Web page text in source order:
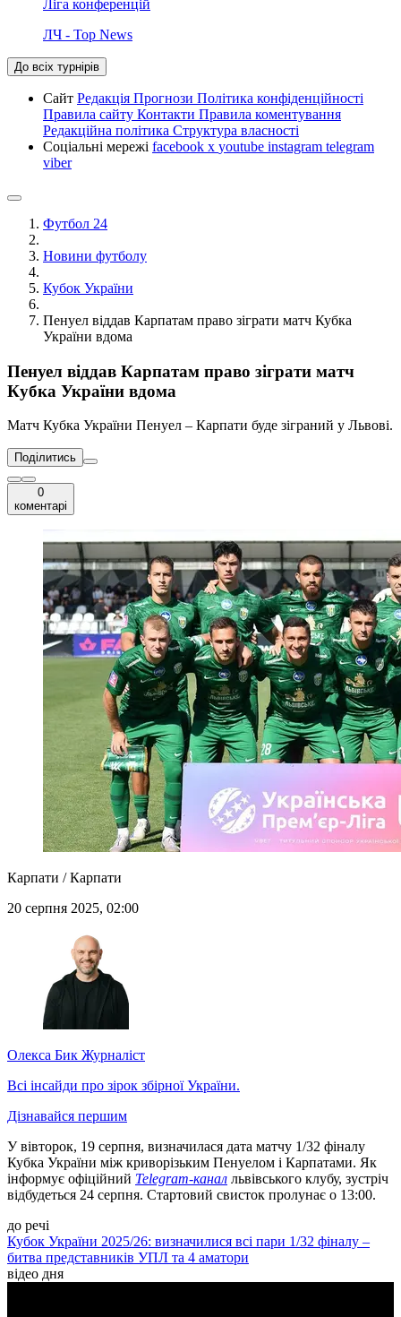
Ліга конференцій
ЛЧ - Top News
До всіх турнірів
Сайт Редакція Прогнози Політика конфіденційності
Правила сайту Контакти Правила коментування
Редакційна політика Структура власності
Соціальні мережі facebook x youtube instagram telegram
viber
Футбол 24
Новини футболу
Кубок України
Пенуел віддав Карпатам право зіграти матч Кубка
України вдома
Пенуел віддав Карпатам право зіграти матч
Кубка України вдома
Матч Кубка України Пенуел – Карпати буде зіграний у Львові.
Поділитись
0
коментарі
Карпати / Карпати
20 серпня 2025, 02:00
Олекса Бик Журналіст
Всі інсайди про зірок збірної України.
Дізнавайся першим
У вівторок, 19 серпня, визначилася дата матчу 1/32 фіналу
Кубка України між криворізьким Пенуелом і Карпатами. Як
інформує офіційний Telegram-канал львівського клубу, зустріч
відбудеться 24 серпня. Стартовий свисток пролунає о 13:00.
до речі
Кубок України 2025/26: визначилися всі пари 1/32 фіналу –
битва представників УПЛ та 4 аматори
відео дня